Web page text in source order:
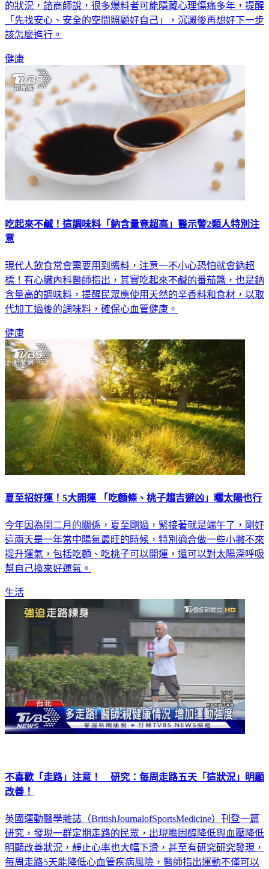
的狀況，諮商師說，很多爆料者可能隱藏心理傷痛多年，提醒
「先找安心、安全的空間照顧好自己」，沉澱後再想好下一步
該怎麼進行。
健康
吃起來不鹹！這調味料「鈉含量竟超高」醫示警2類人特別注
意
現代人飲食常會需要用到醬料，注意一不小心恐怕就會鈉超
標！有心臟內科醫師指出，其實吃起來不鹹的番茄醬，也是鈉
含量高的調味料，提醒民眾應使用天然的辛香料和食材，以取
代加工過後的調味料，確保心血管健康。
健康
夏至招好運！5大開運 「吃麵條、桃子趨吉避凶」曬太陽也行
今年因為閏二月的關係，夏至剛過，緊接著就是端午了，剛好
這兩天是一年當中陽氣最旺的時候，特別適合做一些小撇不來
提升運氣，包括吃麵、吃桃子可以開運，還可以對太陽深呼吸
幫自己換來好運氣。
生活
不喜歡「走路」注意！ 研究：每周走路五天「這狀況」明顯
改善！
英國運動醫學雜誌（BritishJournalofSportsMedicine）刊登一篇
研究，發現一群定期走路的民眾，出現膽固醇降低與血壓降低
明顯改善狀況，靜止心率也大幅下滑，甚至有研究研究發現，
每周走路5天能降低心血管疾病風險，醫師指出運動不僅可以